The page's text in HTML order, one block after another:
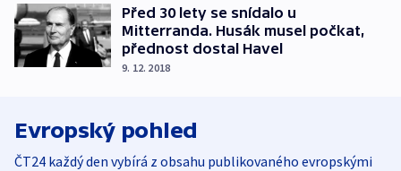
Před 30 lety se snídalo u
Mitterranda. Husák musel počkat,
přednost dostal Havel
9. 12. 2018
Evropský pohled
ČT24 každý den vybírá z obsahu publikovaného evropskými